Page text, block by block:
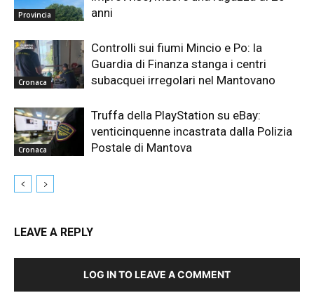
Provincia
anni
Cronaca
Controlli sui fiumi Mincio e Po: la
Guardia di Finanza stanga i centri
subacquei irregolari nel Mantovano
Cronaca
Truffa della PlayStation su eBay:
venticinquenne incastrata dalla Polizia
Postale di Mantova
LEAVE A REPLY
LOG IN TO LEAVE A COMMENT